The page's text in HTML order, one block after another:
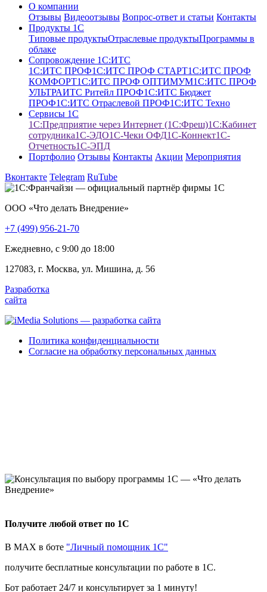
О компании
Отзывы Видеоотзывы Вопрос-ответ и статьи Контакты
Продукты 1С
Типовые продуктыОтраслевые продуктыПрограммы в
облаке
Сопровождение 1С:ИТС
1С:ИТС ПРОФ1С:ИТС ПРОФ СТАРТ1С:ИТС ПРОФ
КОМФОРТ1С:ИТС ПРОФ ОПТИМУМ1С:ИТС ПРОФ
УЛЬТРАИТС Ритейл ПРОФ1С:ИТС Бюджет
ПРОФ1С:ИТС Отраслевой ПРОФ1С:ИТС Техно
Сервисы 1С
1С:Предприятие через Интернет (1С:Фреш)1С:Кабинет
сотрудника1С-ЭДО1С-Чеки ОФД1С‑Коннект1C-
Отчетность1С-ЭПД
Портфолио Отзывы Контакты Акции Мероприятия
Вконтакте Telegram RuTube
ООО «Что делать Внедрение»
+7 (499) 956-21-70
Ежедневно, c 9:00 до 18:00
127083, г. Москва, ул. Мишина, д. 56
Разработка
сайта
Политика конфиденциальности
Согласие на обработку персональных данных
Получите любой ответ по 1С
В MAX в боте "Личный помощник 1С"
получите бесплатные консультации по работе в 1С.
Бот работает 24/7 и консультирует за 1 минуту!